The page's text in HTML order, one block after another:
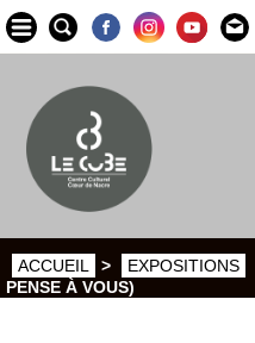
ACCUEIL > EXPOSITIONS
PENSE À VOUS)